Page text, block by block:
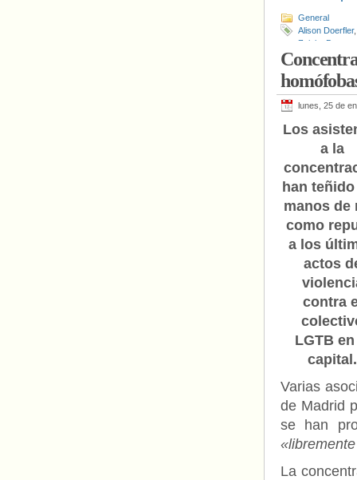
General
Alison Doerfler,
Zeigle
Deporte
Saunders
lunes, 25 de
Los
a la
han
manos de
como
a los
actos
contra
LGTB
capital.
Varias
de Madrid
se han
La